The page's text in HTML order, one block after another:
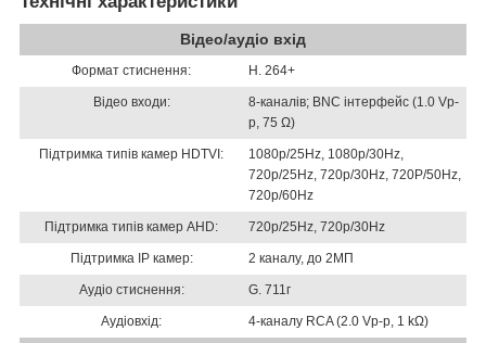
Відео/аудіо вхід
Формат стиснення: H. 264+
Відео входи:
8-каналів; BNC інтерфейс (1.0 Vp-
p, 75 Ω)
Підтримка типів камер HDTVI:
1080p/25Hz, 1080p/30Hz,
720p/25Hz, 720p/30Hz, 720P/50Hz,
720p/60Hz
Підтримка типів камер AHD: 720p/25Hz, 720p/30Hz
Підтримка IP камер: 2 каналу, до 2МП
Аудіо стиснення: G. 711г
Аудіовхід: 4-каналу RCA (2.0 Vp-p, 1 kΩ)